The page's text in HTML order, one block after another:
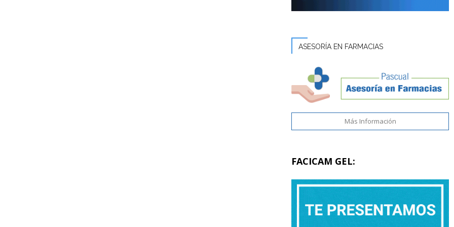
ASESORÍA EN FARMACIAS
Más Información
FACICAM GEL: